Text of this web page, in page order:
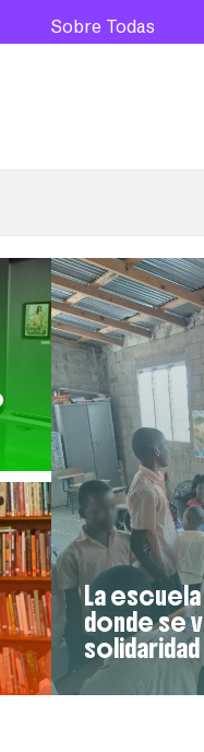
Sobre Todas
La
donde se